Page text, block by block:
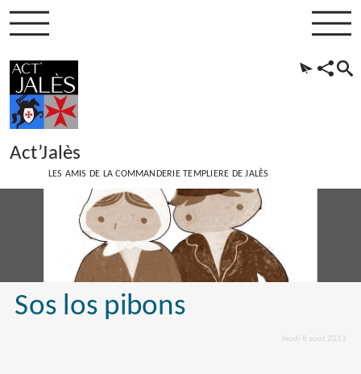
Act’Jalès
LES AMIS DE LA COMMANDERIE TEMPLIERE DE JALÈS
Sos los pibons
Jeudi 8 août 2013